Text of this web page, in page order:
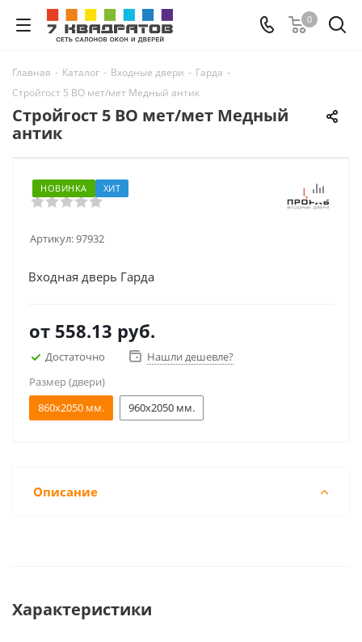
0
Главная - Каталог - Входные двери - Гарда -
Стройгост 5 ВО мет/мет Медный антик
Стройгост 5 ВО мет/мет Медный
антик
НОВИНКА ХИТ
Артикул:97932
Входная дверь Гарда
от 558.13 руб.
Достаточно
Нашли дешевле?
Размер (двери)
860x2050 мм.
960x2050 мм.
Описание
Характеристики